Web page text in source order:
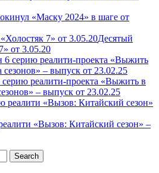
«Маску 2024» в шаге от
Десятый
от 3.05.20
реалити-проекта «Выжить в
– выпуск от 23.02.25
«Вызов: Китайский сезон» –